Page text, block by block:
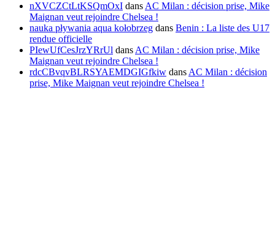
nXVCZCtLtKSQmOxI dans AC Milan : décision prise, Mike
Maignan veut rejoindre Chelsea !
nauka pływania aqua kołobrzeg dans Benin : La liste des U17
rendue officielle
PIewUfCesJrzYRrUl dans AC Milan : décision prise, Mike
Maignan veut rejoindre Chelsea !
rdcCBvqvBLRSYAEMDGIGfkiw dans AC Milan : décision
prise, Mike Maignan veut rejoindre Chelsea !